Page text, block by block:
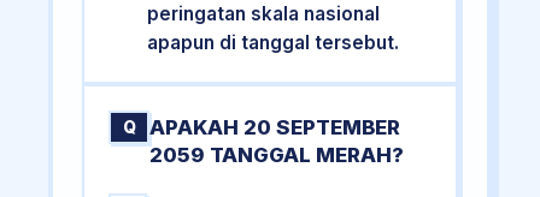
peringatan skala nasional
apapun di tanggal tersebut.
Q
APAKAH 20 SEPTEMBER
2059 TANGGAL MERAH?